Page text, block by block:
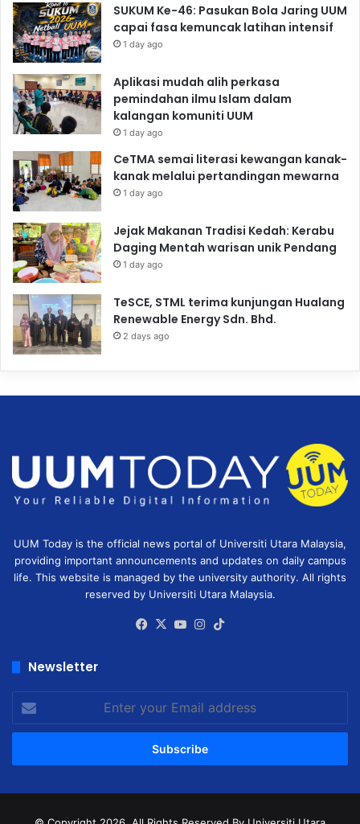
SUKUM Ke-46: Pasukan Bola Jaring UUM
capai fasa kemuncak latihan intensif
1 day ago
Aplikasi mudah alih perkasa
pemindahan ilmu Islam dalam
kalangan komuniti UUM
1 day ago
CeTMA semai literasi kewangan kanak-
kanak melalui pertandingan mewarna
1 day ago
Jejak Makanan Tradisi Kedah: Kerabu
Daging Mentah warisan unik Pendang
1 day ago
TeSCE, STML terima kunjungan Hualang
Renewable Energy Sdn. Bhd.
2 days ago
UUM Today is the official news portal of Universiti Utara Malaysia,
providing important announcements and updates on daily campus
life. This website is managed by the university authority. All rights
reserved by Universiti Utara Malaysia.
Facebook
X YouTubeInstagram
Newsletter
Enter
your
Email